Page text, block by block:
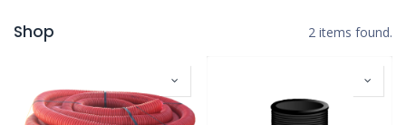
Shop 2 items found.